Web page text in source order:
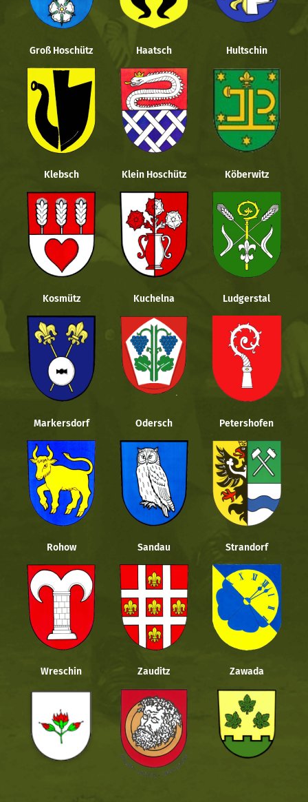
Groß Hoschütz Haatsch Hultschin
Klebsch Klein Hoschütz Köberwitz
Kosmütz Kuchelna Ludgerstal
Markersdorf Odersch Petershofen
Rohow Sandau Strandorf
Wreschin Zauditz Zawada